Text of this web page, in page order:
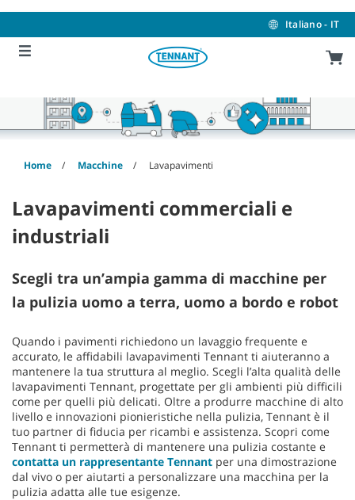
content
navigation
menu
Italiano - IT
Home Macchine Lavapavimenti
Lavapavimenti commerciali e
industriali
Scegli tra un’ampia gamma di macchine per
la pulizia uomo a terra, uomo a bordo e robot
Quando i pavimenti richiedono un lavaggio frequente e
accurato, le affidabili lavapavimenti Tennant ti aiuteranno a
mantenere la tua struttura al meglio. Scegli l’alta qualità delle
lavapavimenti Tennant, progettate per gli ambienti più difficili
come per quelli più delicati. Oltre a produrre macchine di alto
livello e innovazioni pionieristiche nella pulizia, Tennant è il
tuo partner di fiducia per ricambi e assistenza. Scopri come
Tennant ti permetterà di mantenere una pulizia costante e
contatta un rappresentante Tennant per una dimostrazione
dal vivo o per aiutarti a personalizzare una macchina per la
pulizia adatta alle tue esigenze.